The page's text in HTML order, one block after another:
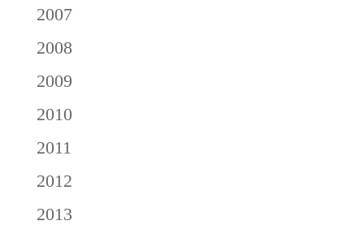
2007
2008
2009
2010
2011
2012
2013